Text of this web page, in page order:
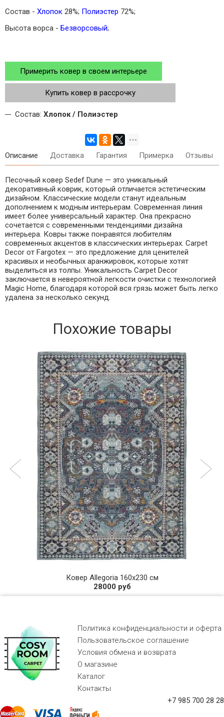
Состав - Хлопок 28%; Полиэстер 72%;
Высота ворса - Безворсовый;
Примерить ковер в своем интерьере
Купить ковер в рассрочку
Состав: Хлопок / Полиэстер
Описание Доставка Гарантия Примерка Отзывы
Песочный ковер Sedef Dune — это уникальный
декоративный коврик, который отличается эстетическим
дизайном. Классические модели станут идеальным
дополнением к модным интерьерам. Современная линия
имеет более универсальный характер. Она прекрасно
сочетается с современными тенденциями дизайна
интерьера. Ковры также понравятся любителям
современных акцентов в классических интерьерах. Carpet
Decor от Fargotex — это предложение для ценителей
красивых и необычных аранжировок, которые хотят
выделиться из толпы. Уникальность Carpet Decor
заключается в невероятной легкости очистки с технологией
Magic Home, благодаря которой вся грязь может быть легко
удалена за несколько секунд.
Похожие товары
Ковер Allegoria 160х230 см
28000 руб
Политика конфиденциальности и оферта
Пользовательское соглашение
Условия обмена и возврата
О магазине
Каталог
Контакты
+7 985 700 28 28